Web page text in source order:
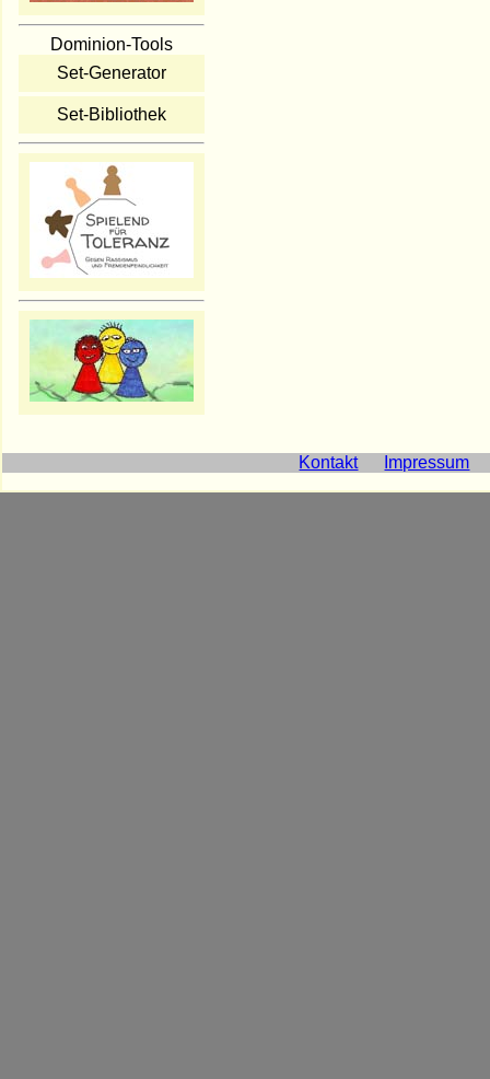
Dominion-Tools
Set-Generator
Set-Bibliothek
Kontakt Impressum